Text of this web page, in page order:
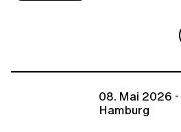
08. Mai 2026
Hamburg